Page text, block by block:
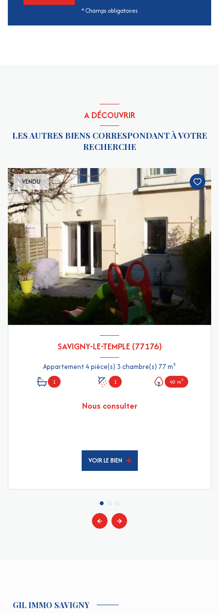
* Champs obligatoires
A DÉCOUVRIR
LES AUTRES BIENS CORRESPONDANT À VOTRE
RECHERCHE
VENDU
SAVIGNY-LE-TEMPLE (77176)
Appartement 4 pièce(s) 3 chambre(s) 77 m²
1 1 40 m²
Nous consulter
VOIR LE BIEN
GIL IMMO SAVIGNY